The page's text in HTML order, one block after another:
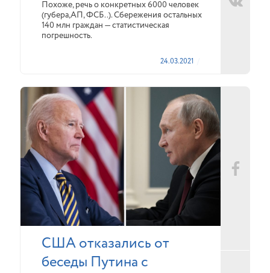
Похоже, речь о конкретных 6000 человек
(губера,АП, ФСБ..). Сбережения остальных
140 млн граждан — статистическая
погрешность.
24.03.2021
США отказались от
беседы Путина с